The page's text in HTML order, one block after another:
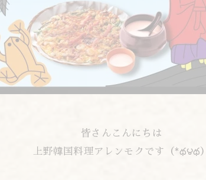
皆さんこんにちは
上野韓国料理アレンモクです（*థ౪థ）